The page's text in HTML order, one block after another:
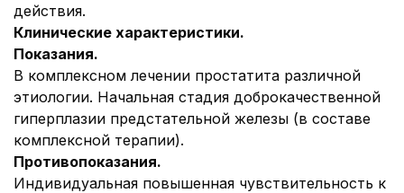
действия.
Клинические характеристики.
Показания.
В комплексном лечении простатита различной
этиологии. Начальная стадия доброкачественной
гиперплазии предстательной железы (в составе
комплексной терапии).
Противопоказания.
Индивидуальная повышенная чувствительность к